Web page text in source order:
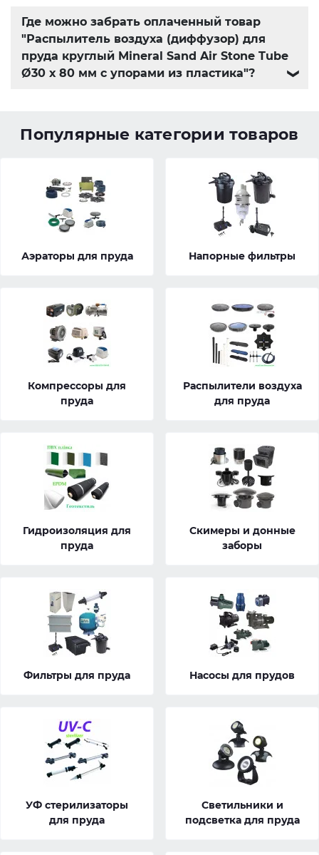
Где можно забрать оплаченный товар
"Распылитель воздуха (диффузор) для
пруда круглый Mineral Sand Air Stone Tube
Ø30 х 80 мм с упорами из пластика"?
❯
Популярные категории товаров
Аэраторы для пруда Напорные фильтры
Компрессоры для
пруда
Распылители воздуха
для пруда
Гидроизоляция для
пруда
Скимеры и донные
заборы
Фильтры для пруда Насосы для прудов
УФ стерилизаторы
для пруда
Светильники и
подсветка для пруда